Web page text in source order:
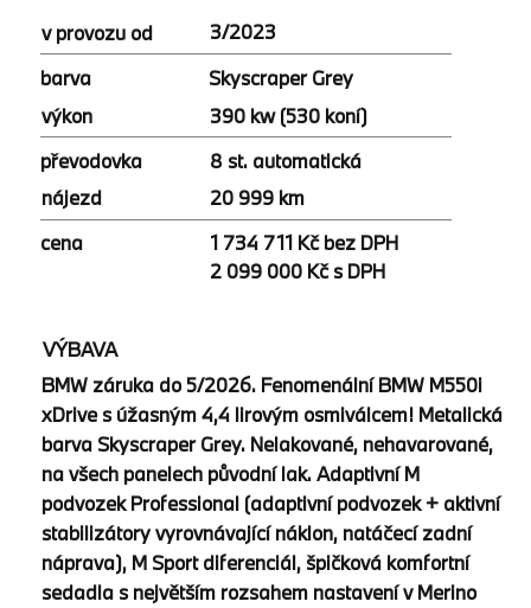
v provozu od
3/2023
barva
Skyscraper Grey
výkon
390 kw (530 koní)
převodovka
8 st. automatická
nájezd
20 999 km
cena
1 734 711 Kč bez DPH
2 099 000 Kč s DPH
VÝBAVA
BMW záruka do 5/2026. Fenomenální BMW M550i
xDrive s úžasným 4,4 lirovým osmiválcem! Metalická
barva Skyscraper Grey. Nelakované, nehavarované,
na všech panelech původní lak. Adaptivní M
podvozek Professional (adaptivní podvozek + aktivní
stabilizátory vyrovnávající náklon, natáčecí zadní
náprava), M Sport diferenciál, špičková komfortní
sedadla s největším rozsahem nastavení v Merino